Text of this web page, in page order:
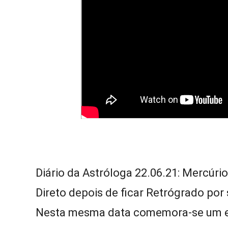
Diário da Astróloga 22.06.21:
Direto depois de ficar Retrógrado por
Nesta mesma data comemora-se